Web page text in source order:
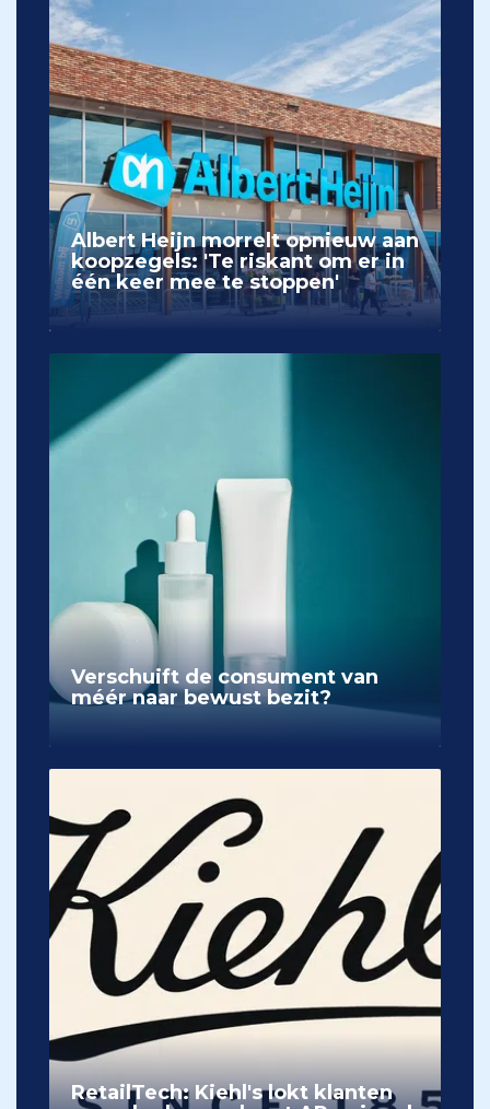
Albert Heijn morrelt opnieuw aan
koopzegels: 'Te riskant om er in
één keer mee te stoppen'
Verschuift de consument van
méér naar bewust bezit?
RetailTech: Kiehl's lokt klanten